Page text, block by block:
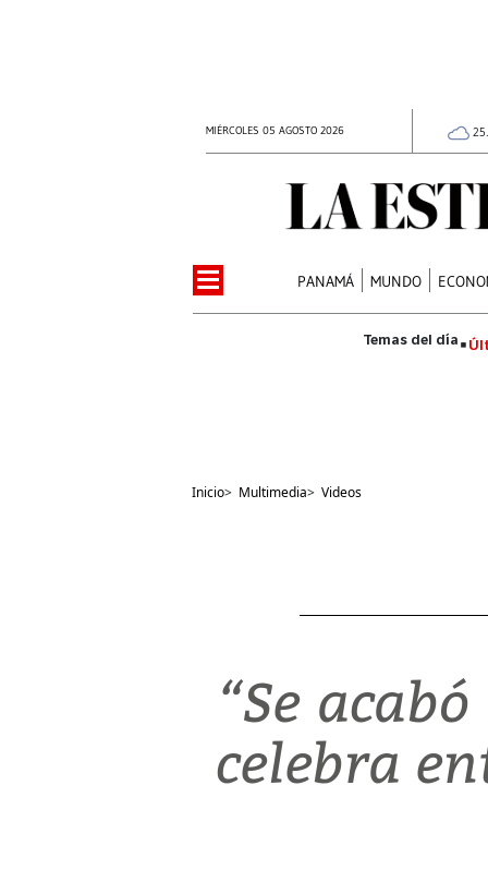
MIÉRCOLES 05 AGOSTO 2026
PANAMÁ MUNDO
Inicio> Multimedia> Videos
“Se
celebra